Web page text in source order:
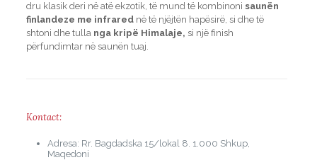
dru klasik deri në atë ekzotik, të mund të kombinoni saunën
finlandeze me infrarednë të njëjtën hapësirë, si dhe të
shtoni dhe tulla nga kripë Himalaje, si një finish
përfundimtar në saunën tuaj.
Kontact:
Adresa: Rr. Bagdadska 15/lokal 8. 1.000 Shkup,
Maqedoni